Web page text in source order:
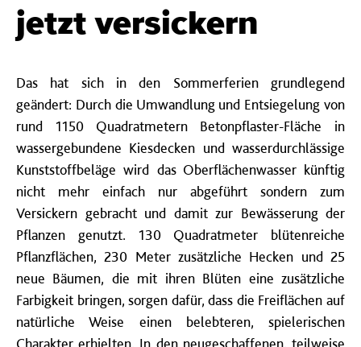
jetzt versickern
Das hat sich in den Sommerferien grundlegend
geändert: Durch die Umwandlung und Entsiegelung von
rund 1150 Quadratmetern Betonpflaster-Fläche in
wassergebundene Kiesdecken und wasserdurchlässige
Kunststoffbeläge wird das Oberflächenwasser künftig
nicht mehr einfach nur abgeführt sondern zum
Versickern gebracht und damit zur Bewässerung der
Pflanzen genutzt. 130 Quadratmeter blütenreiche
Pflanzflächen, 230 Meter zusätzliche Hecken und 25
neue Bäumen, die mit ihren Blüten eine zusätzliche
Farbigkeit bringen, sorgen dafür, dass die Freiflächen auf
natürliche Weise einen belebteren, spielerischen
Charakter erhielten. In den neugeschaffenen, teilweise